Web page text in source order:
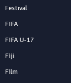
Festival
FIFA
FIFA U-17
Fiji
Film